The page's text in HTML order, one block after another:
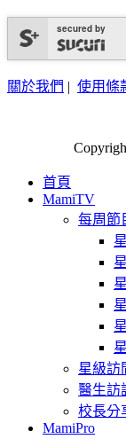
secured by
關於我們 | 使用條
首頁
MamiTV
每周節
星級訪
醫生訪
校長分
MamiPro